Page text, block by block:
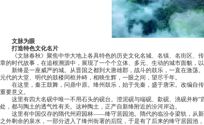
文脉为眼
打造特色文化名片
《文脉春秋》聚焦中华大地上各具特色的历史文化名城、名镇、名街区
章的时代故事，在追根溯源中，展现了一个个立体、多元、生动的城市面貌，
新绛是一座威严的城。从晋国之都到大唐雄郡，战斗的鼓乐，一直在激荡
元代的大堂、明代的鼓楼同框并峙，相映生辉，一眼之间，望尽千年。
在这里，秦王鼓舞，问鼎中原。绛州鼓乐，始于先秦，盛于唐宋。改编自
重要意义。
这里有四大名砚中唯一不用石头的砚台。澄泥砚与端砚、歙砚、洮砚并称
处，都与陶土的透气性有关。这种陶土，正产自新绛附近的汾河岸边。
这里有中国仅存的隋代州府园林——绛守居园池。隋代的临汾令梁轨，从
之外剩余的泉水，一部分进入了绛州衙署的后院，于是有了后来的绛守居园池